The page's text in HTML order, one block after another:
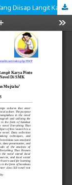
Lokalitas Minangkabau pada Novel Segala Yang Diisap Langit Karya Pinto Anugrah dan Pemanfaatannya sebagai Bahan Ajar Novel Di SMK